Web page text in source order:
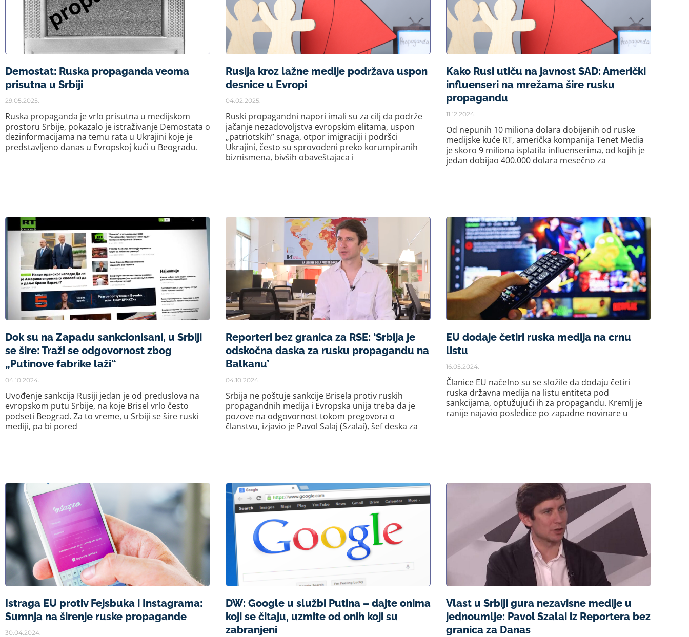
Demostat: Ruska propaganda veoma
prisutna u Srbiji
29.05.2025.
Ruska propaganda je vrlo prisutna u medijskom
prostoru Srbije, pokazalo je istraživanje Demostata o
dezinformacijama na temu rata u Ukrajini koje je
predstavljeno danas u Evropskoj kući u Beogradu.
Rusija kroz lažne medije podržava uspon
desnice u Evropi
04.02.2025.
Ruski propagandni napori imali su za cilj da podrže
jačanje nezadovoljstva evropskim elitama, uspon
„patriotskih” snaga, otpor imigraciji i podršci
Ukrajini, često su sprovođeni preko korumpiranih
biznismena, bivših obaveštajaca i
Kako Rusi utiču na javnost SAD: Američki
influenseri na mrežama šire rusku
propagandu
11.12.2024.
Od nepunih 10 miliona dolara dobijenih od ruske
medijske kuće RT, američka kompanija Tenet Media
je skoro 9 miliona isplatila influenserima, od kojih je
jedan dobijao 400.000 dolara mesečno za
Dok su na Zapadu sankcionisani, u Srbiji
se šire: Traži se odgovornost zbog
„Putinove fabrike laži“
04.10.2024.
Uvođenje sankcija Rusiji jedan je od preduslova na
evropskom putu Srbije, na koje Brisel vrlo često
podseti Beograd. Za to vreme, u Srbiji se šire ruski
mediji, pa bi pored
Reporteri bez granica za RSE: ‘Srbija je
odskočna daska za rusku propagandu na
Balkanu’
04.10.2024.
Srbija ne poštuje sankcije Brisela protiv ruskih
propagandnih medija i Evropska unija treba da je
pozove na odgovornost tokom pregovora o
članstvu, izjavio je Pavol Salaj (Szalai), šef deska za
EU dodaje četiri ruska medija na crnu
listu
16.05.2024.
Članice EU načelno su se složile da dodaju četiri
ruska državna medija na listu entiteta pod
sankcijama, optužujući ih za propagandu. Kremlj je
ranije najavio posledice po zapadne novinare u
Istraga EU protiv Fejsbuka i Instagrama:
Sumnja na širenje ruske propagande
30.04.2024.
DW: Google u službi Putina – dajte onima
koji se čitaju, uzmite od onih koji su
zabranjeni
Vlast u Srbiji gura nezavisne medije u
jednoumlje: Pavol Szalai iz Reportera bez
granica za Danas